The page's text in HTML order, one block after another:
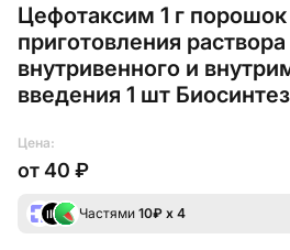
Цефотаксим 1 г
приготовления
внутривенного и
введения 1 шт
Цена:
от40 ₽
Частями 10₽ х 4